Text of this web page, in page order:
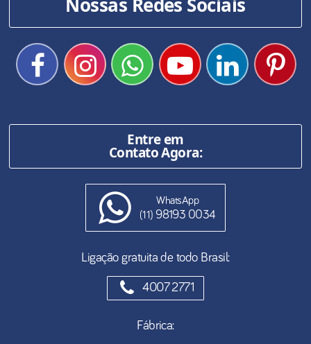
Entre em
Contato Agora:
WhatsApp
(11) 98193 0034
Ligação gratuita de todo Brasil:
4007 2771
Fábrica: